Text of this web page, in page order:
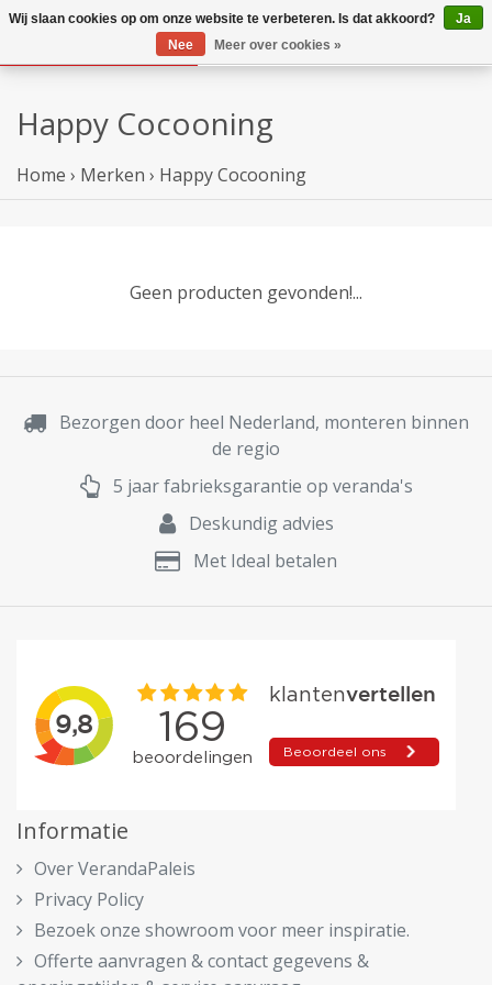
Happy Cocooning
Home › Merken › Happy Cocooning
Geen producten gevonden!...
Bezorgen door heel Nederland, monteren binnen
de regio
5 jaar fabrieksgarantie op veranda's
Deskundig advies
Met Ideal betalen
Informatie
Over VerandaPaleis
Privacy Policy
Bezoek onze showroom voor meer inspiratie.
Offerte aanvragen & contact gegevens &
Wij slaan cookies op om onze website te verbeteren. Is dat akkoord?
Ja
Nee
Meer over cookies »